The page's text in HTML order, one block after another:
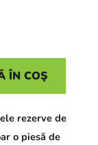
ÎN COŞ
rezerve de
o piesă de